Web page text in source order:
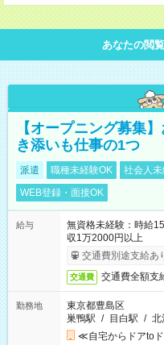
あなたの閲
【オープニング募集
き添いも仕事の1つ
派遣 職種未経験OK 社会人
WEB登録・面接OK
給与
無資格未経験：時
収1万2000円以上
交通費別途支給あ
交通費 交通費全額支
勤務地
東京都豊島区
巣鴨駅 / 目白駅 / 北
≪自宅からドアto